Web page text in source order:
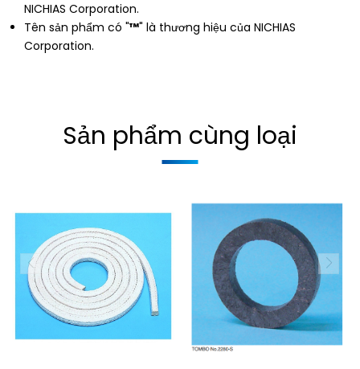
NICHIAS Corporation.
Tên sản phẩm có "™" là thương hiệu của NICHIAS
Corporation.
Sản phẩm cùng loại